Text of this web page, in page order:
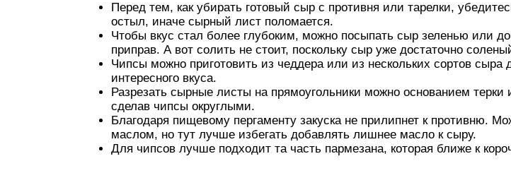
Перед тем, как убирать готовый сыр с противня или тарелки,
остыл, иначе сырный лист поломается.
Чтобы вкус стал более глубоким, можно посыпать сыр зеленью или
приправ. А вот солить не стоит, поскольку сыр уже достаточно
Чипсы можно приготовить из чеддера или из нескольких сортов сыра
интересного вкуса.
Разрезать сырные листы на прямоугольники можно основанием терки
сделав чипсы округлыми.
Благодаря пищевому пергаменту закуска не прилипнет к противню.
маслом, но тут лучше избегать добавлять лишнее масло к сыру.
Для чипсов лучше подходит та часть пармезана, которая ближе к